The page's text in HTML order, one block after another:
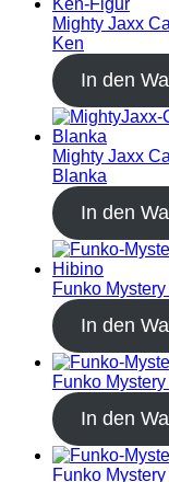
Mighty Jaxx
Ken
In den
Mighty Jaxx
Blanka
In den
Funko
In den
Funko
In den
Funko